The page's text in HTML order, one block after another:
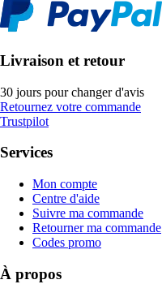
Livraison et retour
30 jours pour changer d'avis
Retournez votre commande
Trustpilot
Services
Mon compte
Centre d'aide
Suivre ma commande
Retourner ma commande
Codes promo
À propos